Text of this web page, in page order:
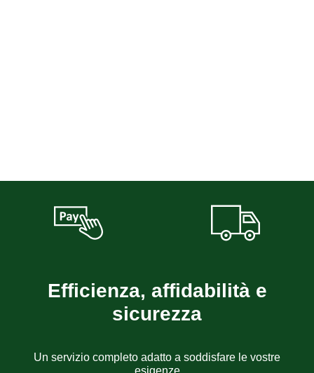
Efficienza, affidabilità e
sicurezza
Un servizio completo adatto a soddisfare le vostre
esigenze